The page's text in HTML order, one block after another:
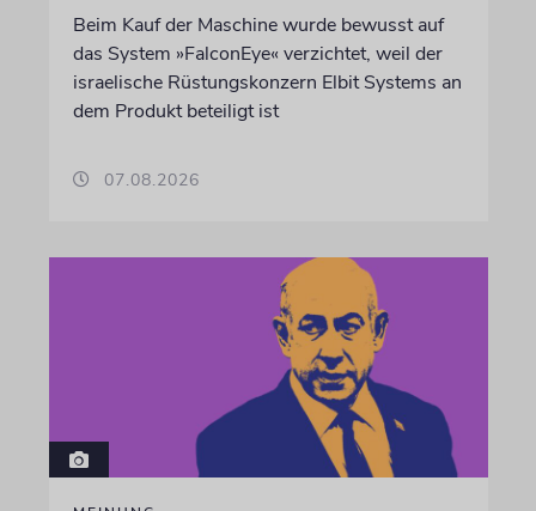
Beim Kauf der Maschine wurde bewusst auf
das System »FalconEye« verzichtet, weil der
israelische Rüstungskonzern Elbit Systems an
dem Produkt beteiligt ist
07.08.2026